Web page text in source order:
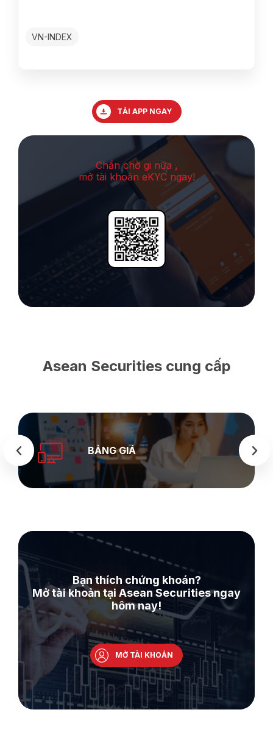
VN-INDEX
TẢI APP NGAY
Chần chờ gi nữa ,
mở tài khoản eKYC ngay!
Asean Securities cung cấp
SEASTOCK
WEB
Bạn thích chứng khoán?
Mở tài khoản tại Asean Securities ngay
hôm nay!
MỞ TÀI KHOẢN